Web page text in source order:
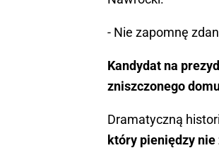
- Nie zapomnę
Kandydat na
zniszczonego
Dramatyczną
który pieniędzy nie